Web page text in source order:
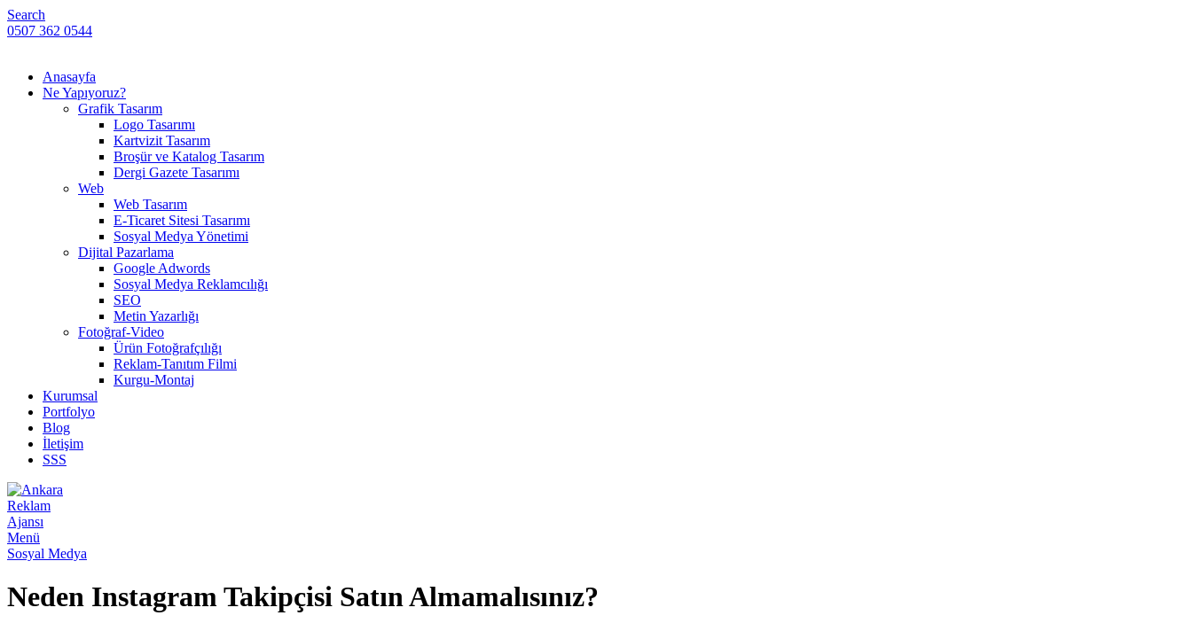
Search
0507 362 0544
Anasayfa
Ne Yapıyoruz?
Grafik Tasarım
Logo Tasarımı
Kartvizit Tasarım
Broşür ve Katalog Tasarım
Dergi Gazete Tasarımı
Web
Web Tasarım
E-Ticaret Sitesi Tasarımı
Sosyal Medya Yönetimi
Dijital Pazarlama
Google Adwords
Sosyal Medya Reklamcılığı
SEO
Metin Yazarlığı
Fotoğraf-Video
Ürün Fotoğrafçılığı
Reklam-Tanıtım Filmi
Kurgu-Montaj
Kurumsal
Portfolyo
Blog
İletişim
SSS
Menü
Sosyal Medya
Neden Instagram Takipçisi Satın Almamalısınız?